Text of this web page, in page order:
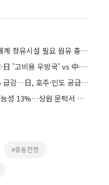
백악관 “종전 시 1~2달 내 전 세계 정유시설 필요 원유 충분 확보”
중동 사태 속 원유 다변화… 韓·日 '고비용 우방국' vs 中·印 '저가 제재국'
중국, 희토류 대일본 수출 80% 급감…日, 호주·인도 공급망 모색
美 클래리티 법안 연내 통과 가능성 13%…상원 문턱서 제동
#중동전쟁